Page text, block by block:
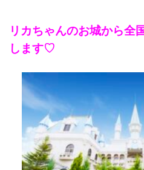
リカちゃんのお城から全
します♡